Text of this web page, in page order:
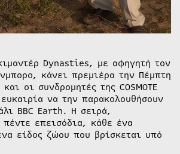
Dynasties, με αφηγητή τον
κάνει πρεμιέρα την Πέμπτη
οι συνδρομητές της COSMOTE
να την παρακολουθήσουν
BBC Earth. Η σειρά,
πέντε επεισόδια, κάθε ένα
είδος ζώου που βρίσκεται υπό